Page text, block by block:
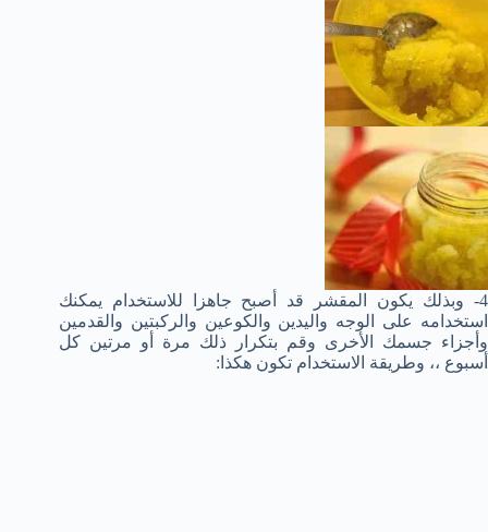
4- وبذلك يكون المقشر قد أصبح جاهزا للاستخدام يمكنك
استخدامه على الوجه واليدين والكوعين والركبتين والقدمين
وأجزاء جسمك الأخرى وقم بتكرار ذلك مرة أو مرتين كل
أسبوع ،، وطريقة الاستخدام تكون هكذا: